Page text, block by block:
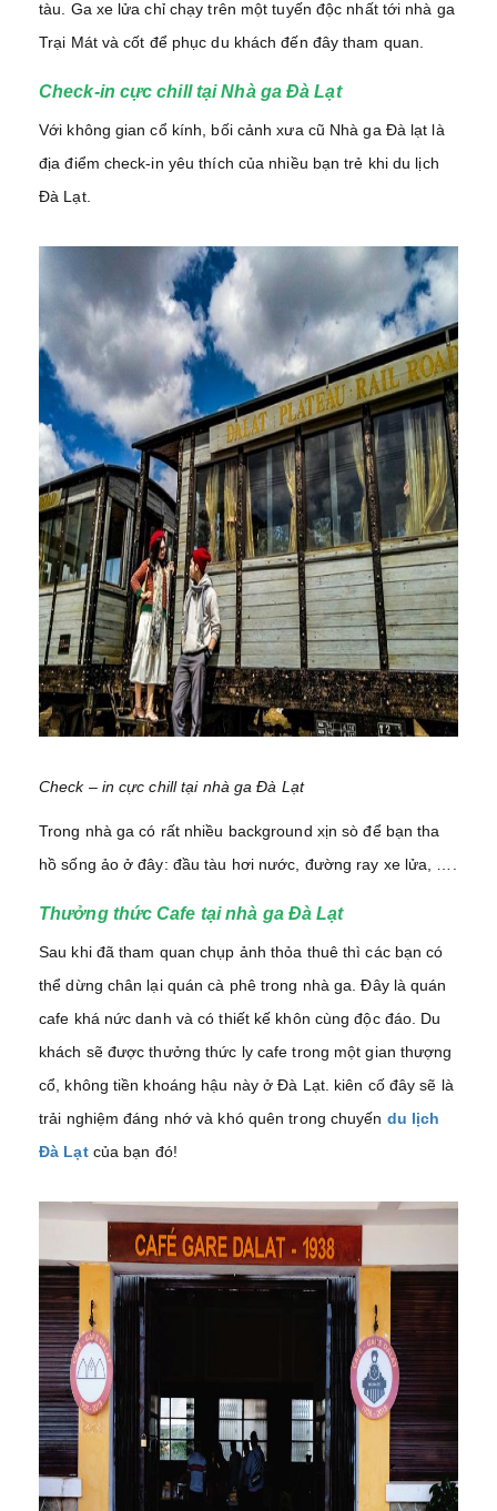
tàu. Ga xe lửa chỉ chạy trên một tuyến độc nhất tới nhà ga
Trại Mát và cốt để phục du khách đến đây tham quan.
Check-in cực chill tại Nhà ga Đà Lạt
Với không gian cổ kính, bối cảnh xưa cũ Nhà ga Đà lạt là
địa điểm check-in yêu thích của nhiều bạn trẻ khi du lịch
Đà Lạt.
Check – in cực chill tại nhà ga Đà Lạt
Trong nhà ga có rất nhiều background xịn sò để bạn tha
hồ sống ảo ở đây: đầu tàu hơi nước, đường ray xe lửa, ….
Thưởng thức Cafe tại nhà ga Đà Lạt
Sau khi đã tham quan chụp ảnh thỏa thuê thì các bạn có
thể dừng chân lại quán cà phê trong nhà ga. Đây là quán
cafe khá nức danh và có thiết kế khôn cùng độc đáo. Du
khách sẽ được thưởng thức ly cafe trong một gian thượng
cổ, không tiền khoáng hậu này ở Đà Lạt. kiên cố đây sẽ là
trải nghiệm đáng nhớ và khó quên trong chuyến du lịch
Đà Lạt của bạn đó!